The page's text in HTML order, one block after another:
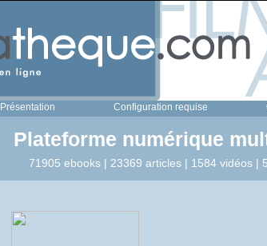
Présentation Configuration requise
Plateforme numérique
71905 ebooks | 23369 articles | 1584 vidéos |